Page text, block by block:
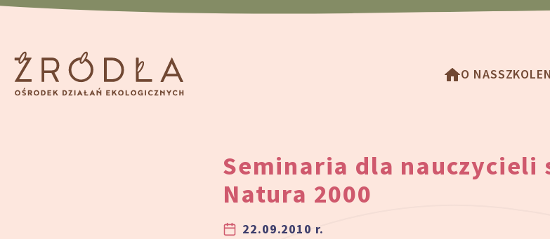
Przeskocz do treści
O NAS
Seminaria dla nauczycieli
Natura 2000
22.09.2010 r.